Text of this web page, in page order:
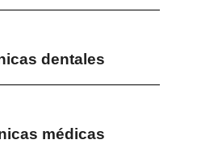
dentales
médicas